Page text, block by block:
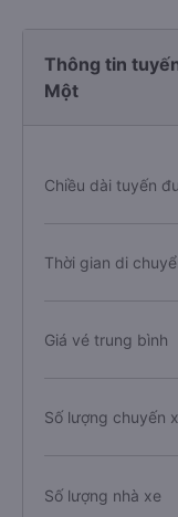
Thông tin
Một
Chiều dài tuyến
Thời gian di
Giá vé trung bình
Số lượng chuyến
Số lượng nhà xe